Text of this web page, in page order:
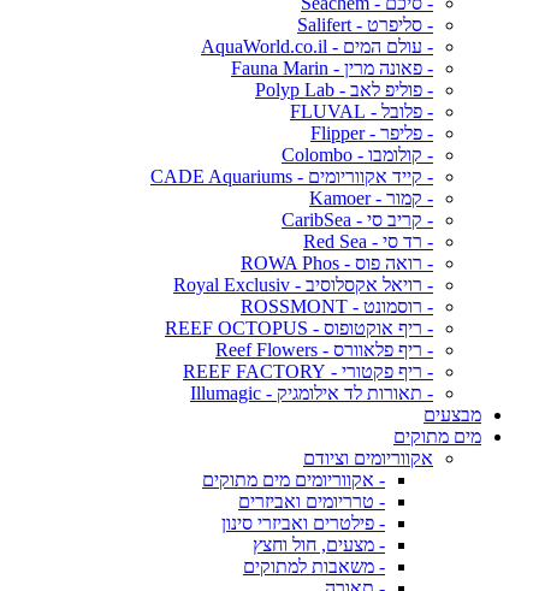
- סליפרט - Salifert
- עולם המים - AquaWorld.co.il
- פאונה מרין - Fauna Marin
- פוליפ לאב - Polyp Lab
- פלובל - FLUVAL
- פליפר - Flipper
- קולומבו - Colombo
- קייד אקווריומים - CADE Aquariums
- קמור - Kamoer
- קריב סי - CaribSea
- רד סי - Red Sea
- רואה פוס - ROWA Phos
- רויאל אקסלוסיב - Royal Exclusiv
- רוסמונט - ROSSMONT
- ריף אוקטופוס - REEF OCTOPUS
- ריף פלאוורס - Reef Flowers
- ריף פקטורי - REEF FACTORY
- תאורות לד אילומגיק - Illumagic
מבצעים
מים מתוקים
אקווריומים וציודם
- אקווריומים מים מתוקים
- טרריומים ואביזרים
- פילטרים ואביזרי סינון
- מצעים, חול וחצץ
- משאבות למתוקים